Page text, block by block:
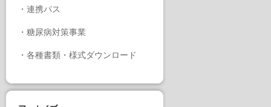
・ 連携パス
・ 糖尿病対策事業
・ 各種書類・様式ダウンロード